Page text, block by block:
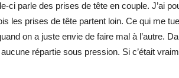
ci parle des prises de tête en couple. J’ai
les prises de tête partent loin. Ce qui me
on a juste envie de faire mal à l’autre.
répartie sous pression. Si c’était